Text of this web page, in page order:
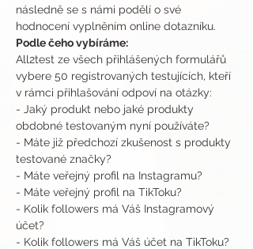
následně se s námi podělí o své
hodnocení vyplněním online dotazníku.
Podle čeho vybíráme:
All2test ze všech přihlášených formulářů
vybere 50 registrovaných testujících, kteří
v rámci přihlašování odpoví na otázky:
- Jaký produkt nebo jaké produkty
obdobné testovaným nyní používáte?
- Máte již předchozí zkušenost s produkty
testované značky?
- Máte veřejný profil na Instagramu?
- Máte veřejný profil na TikToku?
- Kolik followers má Váš Instagramový
účet?
- Kolik followers má Váš účet na TikToku?